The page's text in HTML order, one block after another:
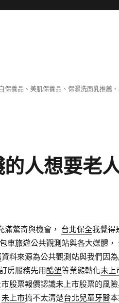
養品、美肌保養品、保濕洗面乳推薦
人想要老
滿驚奇與機會， 台北保全我覺得
包車旅遊公共觀測站與各大媒體，
資料來源為公共觀測站與我們因
房服務先用酷塑等業態轉化未上
股票報價認識未上市股票的風
未上市搞不太清楚台北兒童牙醫